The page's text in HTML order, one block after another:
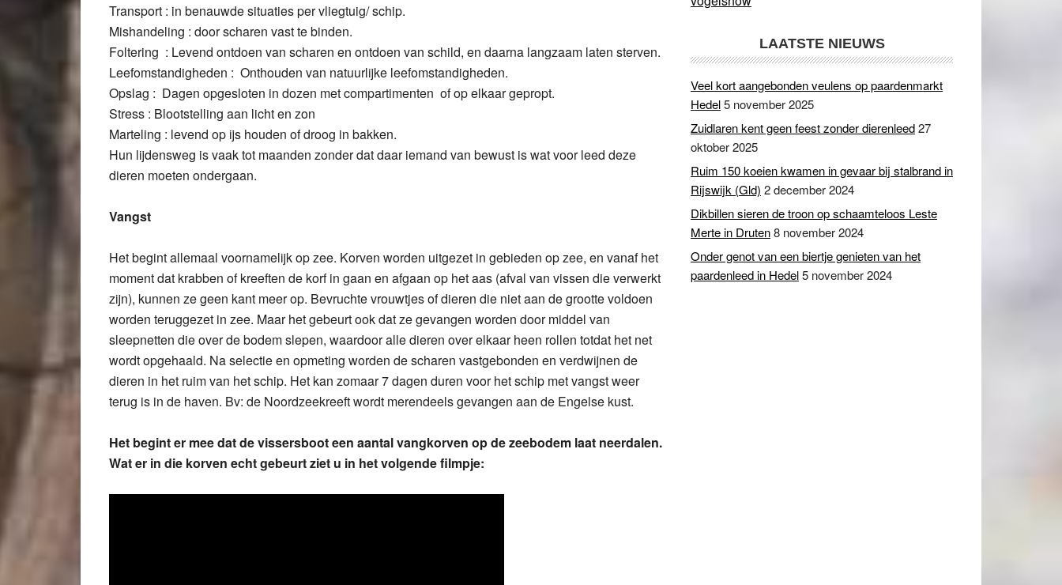
Transport : in benauwde situaties per vliegtuig/ schip.
Mishandeling : door scharen vast te binden.
Foltering : Levend ontdoen van scharen en ontdoen van schild, en daarna langzaam laten sterven.
Leefomstandigheden : Onthouden van natuurlijke leefomstandigheden.
Opslag : Dagen opgesloten in dozen met compartimenten of op elkaar gepropt.
Stress : Blootstelling aan licht en zon
Marteling : levend op ijs houden of droog in bakken.
Hun lijdensweg is vaak tot maanden zonder dat daar iemand van bewust is wat voor leed deze
dieren moeten ondergaan.
Vangst
Het begint allemaal voornamelijk op zee. Korven worden uitgezet in gebieden op zee, en vanaf het
moment dat krabben of kreeften de korf in gaan en afgaan op het aas (afval van vissen die verwerkt
zijn), kunnen ze geen kant meer op. Bevruchte vrouwtjes of dieren die niet aan de grootte voldoen
worden teruggezet in zee. Maar het gebeurt ook dat ze gevangen worden door middel van
sleepnetten die over de bodem slepen, waardoor alle dieren over elkaar heen rollen totdat het net
wordt opgehaald. Na selectie en opmeting worden de scharen vastgebonden en verdwijnen de
dieren in het ruim van het schip. Het kan zomaar 7 dagen duren voor het schip met vangst weer
terug is in de haven. Bv: de Noordzeekreeft wordt merendeels gevangen aan de Engelse kust.
Het begint er mee dat de vissersboot een aantal vangkorven op de zeebodem laat neerdalen.
Wat er in die korven echt gebeurt ziet u in het volgende filmpje:
LAATSTE NIEUWS
Veel kort aangebonden veulens op paardenmarkt
Hedel5 november 2025
Zuidlaren kent geen feest zonder dierenleed27
oktober 2025
Ruim 150 koeien kwamen in gevaar bij stalbrand in
Rijswijk (Gld) 2 december 2024
Dikbillen sieren de troon op schaamteloos Leste
Merte in Druten8 november 2024
Onder genot van een biertje genieten van het
paardenleed in Hedel5 november 2024